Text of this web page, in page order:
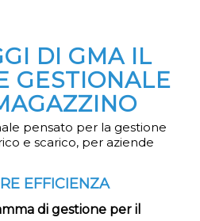
DI GMA IL
GESTIONALE
pensato per la gestione
e scarico, per aziende
EFFICIENZA
di gestione per il